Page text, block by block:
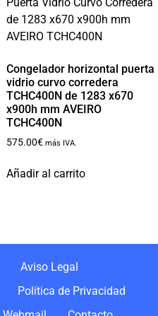
Congelador horizontal puerta
vidrio curvo corredera
TCHC400N de 1283 x670
x900h mm AVEIRO
TCHC400N
575.00€ más IVA.
Añadir al carrito
Aviso Legal
Política de Privacidad